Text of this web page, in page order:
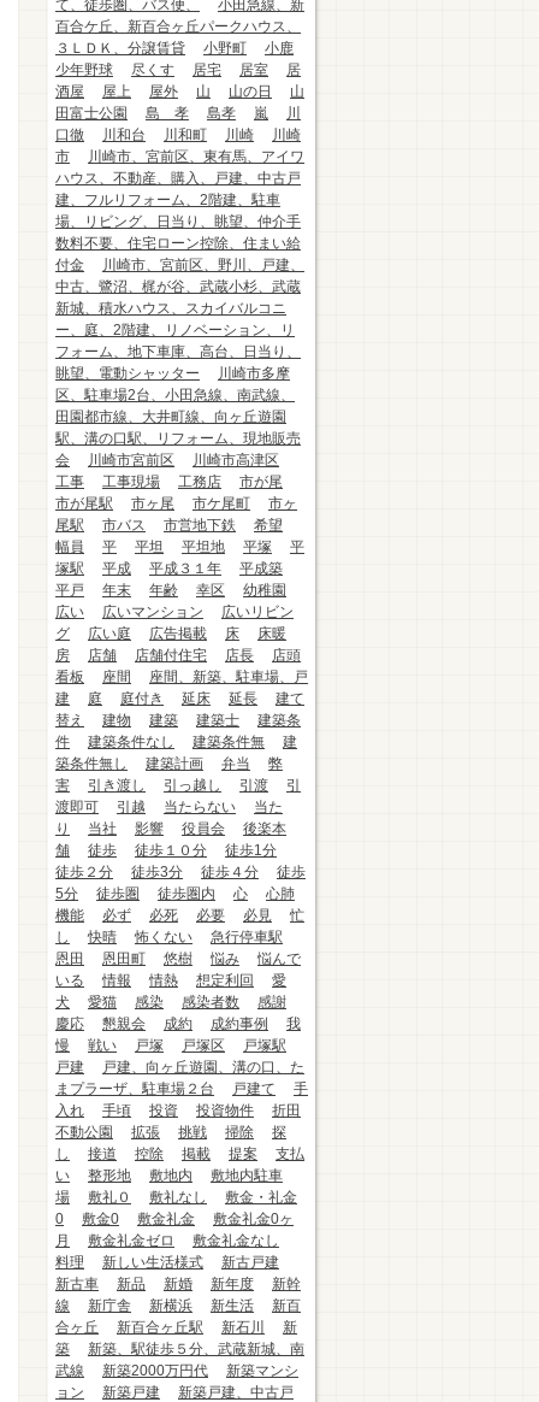
て、徒歩圏、バス便、
小田急線、新
百合ケ丘、新百合ヶ丘パークハウス、
３ＬＤＫ、分譲賃貸
小野町
小鹿
少年野球
尽くす 居宅 居室
居
酒屋
屋上 屋外 山 山の日
山
田富士公園
島 孝 島孝 嵐
川
口徹
川和台 川和町 川崎
川崎
市
川崎市、宮前区、東有馬、アイワ
ハウス、不動産、購入、戸建、中古戸
建、フルリフォーム、2階建、駐車
場、リビング、日当り、眺望、仲介手
数料不要、住宅ローン控除、住まい給
付金
川崎市、宮前区、野川、戸建、
中古、鷺沼、梶が谷、武蔵小杉、武蔵
新城、積水ハウス、スカイバルコニ
ー、庭、2階建、リノベーション、リ
フォーム、地下車庫、高台、日当り、
眺望、電動シャッター
川崎市多摩
区、駐車場2台、小田急線、南武線、
田園都市線、大井町線、向ヶ丘遊園
駅、溝の口駅、リフォーム、現地販売
会
川崎市宮前区
川崎市高津区
工事
工事現場 工務店
市が尾
市が尾駅
市ヶ尾 市ケ尾町
市ヶ
尾駅
市バス 市営地下鉄
希望
幅員
平 平坦 平坦地 平塚
平
塚駅
平成 平成３１年
平成築
平戸
年末 年齢 幸区
幼稚園
広い
広いマンション
広いリビン
グ
広い庭 広告掲載 床
床暖
房
店舗 店舗付住宅 店長
店頭
看板
座間
座間、新築、駐車場、戸
建
庭 庭付き 延床 延長
建て
替え
建物 建築 建築士
建築条
件
建築条件なし 建築条件無
建
築条件無し
建築計画 弁当
弊
害
引き渡し 引っ越し 引渡
引
渡即可
引越 当たらない
当た
り
当社 影響 役員会
後楽本
舗
徒歩 徒歩１０分
徒歩1分
徒歩２分
徒歩3分 徒歩４分
徒歩
5分
徒歩圏 徒歩圏内 心
心肺
機能
必ず 必死 必要 必見
忙
し
快晴 怖くない
急行停車駅
恩田
恩田町 悠樹 悩み
悩んで
いる
情報 情熱 想定利回
愛
犬
愛猫 感染 感染者数
感謝
慶応
懇親会 成約 成約事例
我
慢
戦い 戸塚 戸塚区
戸塚駅
戸建
戸建、向ヶ丘遊園、溝の口、た
まプラーザ、駐車場２台
戸建て
手
入れ
手頃 投資 投資物件
折田
不動公園
拡張 挑戦 掃除
探
し
接道 控除 掲載 提案
支払
い
整形地 敷地内
敷地内駐車
場
敷礼０ 敷礼なし
敷金・礼金
0
敷金0 敷金礼金
敷金礼金0ヶ
月
敷金礼金ゼロ
敷金礼金なし
料理
新しい生活様式
新古戸建
新古車
新品 新婚 新年度
新幹
線
新庁舎 新横浜 新生活
新百
合ヶ丘
新百合ヶ丘駅 新石川
新
築
新築、駅徒歩５分、武蔵新城、南
武線
新築2000万円代
新築マンシ
ョン
新築戸建
新築戸建、中古戸